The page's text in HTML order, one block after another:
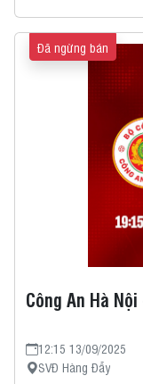
Công An Hà
12:15 13/09/2025
SVĐ Hàng Đẫy
Đã ngừng bán